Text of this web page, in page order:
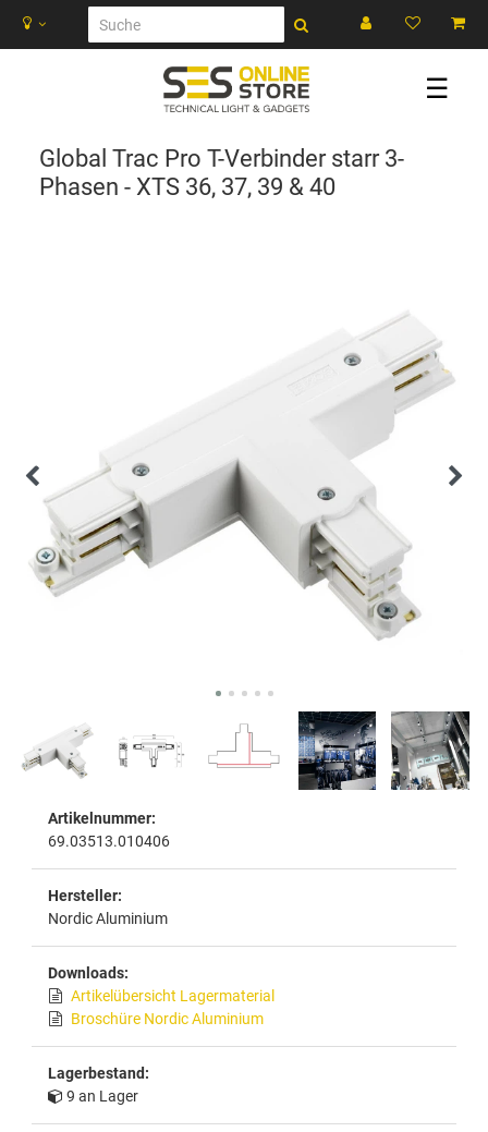
☰
Global Trac Pro T-Verbinder starr 3-
Phasen - XTS 36, 37, 39 & 40
Artikelnummer:
69.03513.010406
Hersteller:
Nordic Aluminium
Downloads:
Artikelübersicht Lagermaterial
Broschüre Nordic Aluminium
Lagerbestand:
9 an Lager